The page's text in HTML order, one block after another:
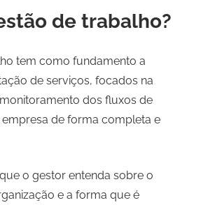
de trabalho?
tem como fundamento a
de serviços, focados na
dos fluxos de
de forma completa e
o gestor entenda sobre o
e a forma que é